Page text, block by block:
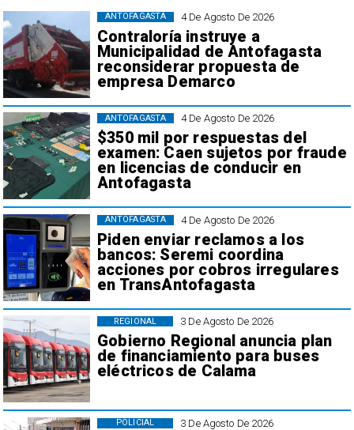
4 De Agosto De 2026
Contraloría instruye a
Municipalidad de Antofagasta
reconsiderar propuesta de
empresa Demarco
ANTOFAGASTA
4 De Agosto De 2026
$350 mil por respuestas del
examen: Caen sujetos por fraude
en licencias de conducir en
Antofagasta
ANTOFAGASTA
4 De Agosto De 2026
Piden enviar reclamos a los
bancos: Seremi coordina
acciones por cobros irregulares
en TransAntofagasta
ANTOFAGASTA
3 De Agosto De 2026
Gobierno Regional anuncia plan
de financiamiento para buses
eléctricos de Calama
REGIONAL
3 De Agosto De 2026
POLICIAL